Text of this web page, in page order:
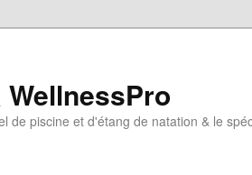
de piscine et d'étang de natation & le